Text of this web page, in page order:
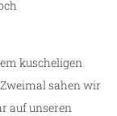
kuscheligen
sahen wir
auf unseren